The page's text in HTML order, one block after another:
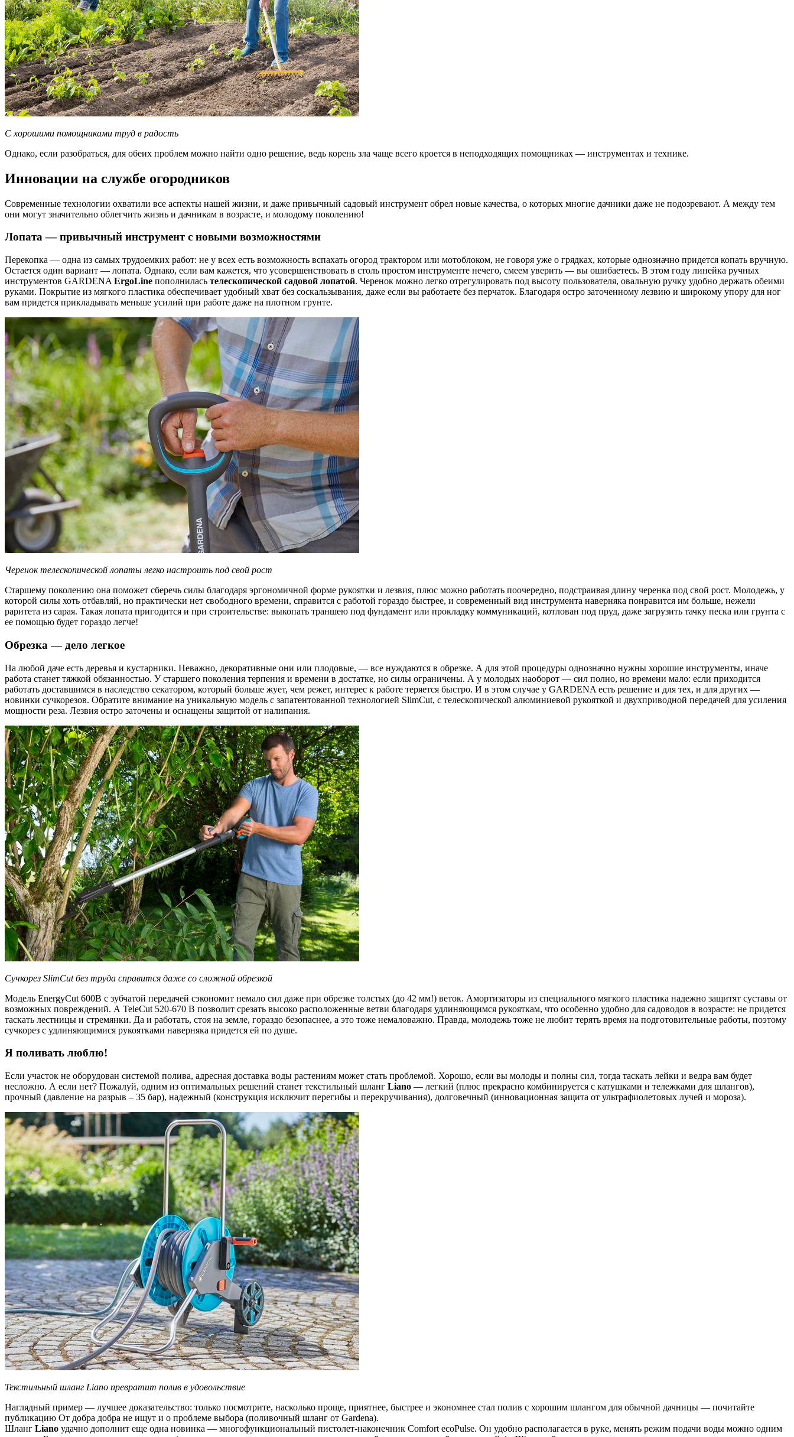
С хорошими помощниками труд в радость
Однако, если разобраться, для обеих проблем можно найти одно решение, ведь корень зла чаще всего кроется в неподходящих помощниках — инструментах и технике.
Инновации на службе огородников
Современные технологии охватили все аспекты нашей жизни, и даже привычный садовый инструмент обрел новые качества, о которых многие дачники даже не подозревают. А между тем
они могут значительно облегчить жизнь и дачникам в возрасте, и молодому поколению!
Лопата — привычный инструмент с новыми возможностями
Перекопка — одна из самых трудоемких работ: не у всех есть возможность вспахать огород трактором или мотоблоком, не говоря уже о грядках, которые однозначно придется копать вручную.
Остается один вариант — лопата. Однако, если вам кажется, что усовершенствовать в столь простом инструменте нечего, смеем уверить — вы ошибаетесь. В этом году линейка ручных
инструментов GARDENA ErgoLine пополнилась телескопической садовой лопатой. Черенок можно легко отрегулировать под высоту пользователя, овальную ручку удобно держать обеими
руками. Покрытие из мягкого пластика обеспечивает удобный хват без соскальзывания, даже если вы работаете без перчаток. Благодаря остро заточенному лезвию и широкому упору для ног
вам придется прикладывать меньше усилий при работе даже на плотном грунте.
Черенок телескопической лопаты легко настроить под свой рост
Старшему поколению она поможет сберечь силы благодаря эргономичной форме рукоятки и лезвия, плюс можно работать поочередно, подстраивая длину черенка под свой рост. Молодежь, у
которой силы хоть отбавляй, но практически нет свободного времени, справится с работой гораздо быстрее, и современный вид инструмента наверняка понравится им больше, нежели
раритета из сарая. Такая лопата пригодится и при строительстве: выкопать траншею под фундамент или прокладку коммуникаций, котлован под пруд, даже загрузить тачку песка или грунта с
ее помощью будет гораздо легче!
Обрезка — дело легкое
На любой даче есть деревья и кустарники. Неважно, декоративные они или плодовые, — все нуждаются в обрезке. А для этой процедуры однозначно нужны хорошие инструменты, иначе
работа станет тяжкой обязанностью. У старшего поколения терпения и времени в достатке, но силы ограничены. А у молодых наоборот — сил полно, но времени мало: если приходится
работать доставшимся в наследство секатором, который больше жует, чем режет, интерес к работе теряется быстро. И в этом случае у GARDENA есть решение и для тех, и для других —
новинки сучкорезов. Обратите внимание на уникальную модель с запатентованной технологией SlimCut, с телескопической алюминиевой рукояткой и двухприводной передачей для усиления
мощности реза. Лезвия остро заточены и оснащены защитой от налипания.
Cучкорез SlimCut без труда справится даже со сложной обрезкой
Модель EnergyCut 600B с зубчатой передачей сэкономит немало сил даже при обрезке толстых (до 42 мм!) веток. Амортизаторы из специального мягкого пластика надежно защитят суставы от
возможных повреждений. А TeleCut 520-670 B позволит срезать высоко расположенные ветви благодаря удлиняющимся рукояткам, что особенно удобно для садоводов в возрасте: не придется
таскать лестницы и стремянки. Да и работать, стоя на земле, гораздо безопаснее, а это тоже немаловажно. Правда, молодежь тоже не любит терять время на подготовительные работы, поэтому
сучкорез с удлиняющимися рукоятками наверняка придется ей по душе.
Я поливать люблю!
Если участок не оборудован системой полива, адресная доставка воды растениям может стать проблемой. Хорошо, если вы молоды и полны сил, тогда таскать лейки и ведра вам будет
несложно. А если нет? Пожалуй, одним из оптимальных решений станет текстильный шланг Liano — легкий (плюс прекрасно комбинируется с катушками и тележками для шлангов),
прочный (давление на разрыв – 35 бар), надежный (конструкция исключит перегибы и перекручивания), долговечный (инновационная защита от ультрафиолетовых лучей и мороза).
Текстильный шланг Liano превратит полив в удовольствие
Наглядный пример — лучшее доказательство: только посмотрите, насколько проще, приятнее, быстрее и экономнее стал полив с хорошим шлангом для обычной дачницы — почитайте
публикацию От добра добра не ищут и о проблеме выбора (поливочный шланг от Gardena).
Шланг Liano удачно дополнит еще одна новинка — многофункциональный пистолет-наконечник Comfort ecoPulse. Он удобно располагается в руке, менять режим подачи воды можно одним